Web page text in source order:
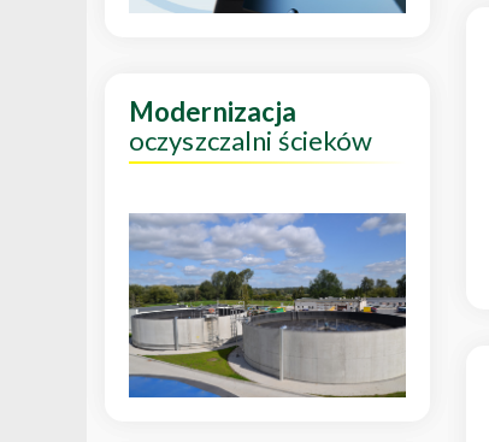
Modernizacja
oczyszczalni ścieków